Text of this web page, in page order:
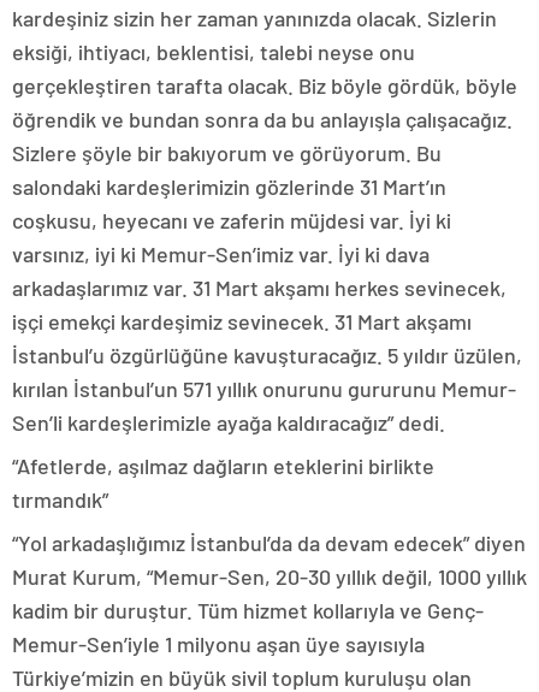
kardeşiniz sizin her zaman yanınızda olacak. Sizlerin
eksiği, ihtiyacı, beklentisi, talebi neyse onu
gerçekleştiren tarafta olacak. Biz böyle gördük, böyle
öğrendik ve bundan sonra da bu anlayışla çalışacağız.
Sizlere şöyle bir bakıyorum ve görüyorum. Bu
salondaki kardeşlerimizin gözlerinde 31 Mart’ın
coşkusu, heyecanı ve zaferin müjdesi var. İyi ki
varsınız, iyi ki Memur-Sen’imiz var. İyi ki dava
arkadaşlarımız var. 31 Mart akşamı herkes sevinecek,
işçi emekçi kardeşimiz sevinecek. 31 Mart akşamı
İstanbul’u özgürlüğüne kavuşturacağız. 5 yıldır üzülen,
kırılan İstanbul’un 571 yıllık onurunu gururunu Memur-
Sen’li kardeşlerimizle ayağa kaldıracağız” dedi.
“Afetlerde, aşılmaz dağların eteklerini birlikte
tırmandık”
“Yol arkadaşlığımız İstanbul’da da devam edecek” diyen
Murat Kurum, “Memur-Sen, 20-30 yıllık değil, 1000 yıllık
kadim bir duruştur. Tüm hizmet kollarıyla ve Genç-
Memur-Sen’iyle 1 milyonu aşan üye sayısıyla
Türkiye’mizin en büyük sivil toplum kuruluşu olan